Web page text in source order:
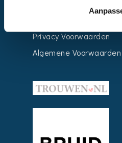
Privacy Voorwaarden
Algemene Voorwaarden